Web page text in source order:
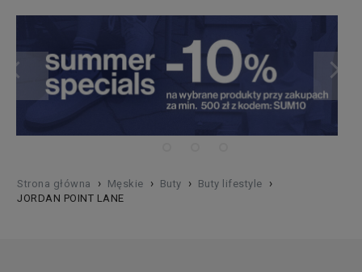
Strona główna › Męskie › Buty › Buty lifestyle ›
JORDAN POINT LANE